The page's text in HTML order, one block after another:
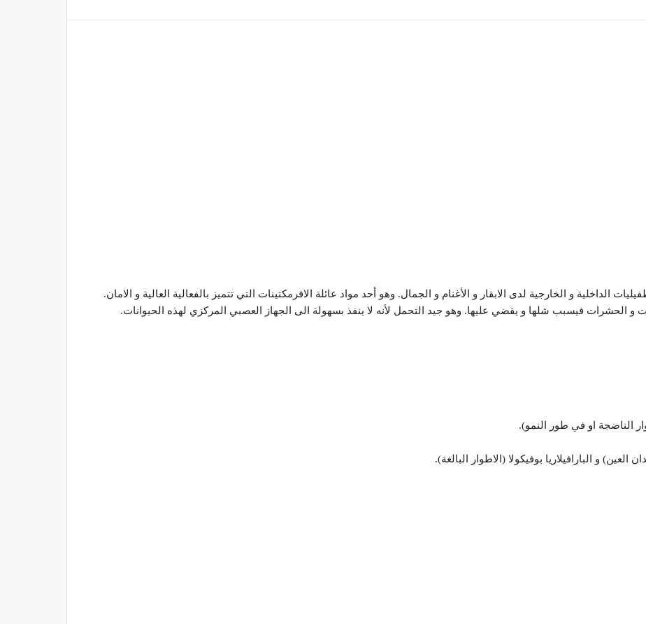
الداخلية و الخارجية لدى الابقار و الأغنام و الجمال. وهو أحد مواد عائلة الافرمكتينات التي تتميز بالفعالية العالية و الامان.
و الحشرات فيسبب شلها و يقضي عليها. وهو جيد التحمل لأنه لا ينفذ بسهولة الى الجهاز العصبي المركزي لهذه الحيوانات.
الناضجة او في طور النمو).
العين) و البارافيلاريا بوفيكولا (الاطوار البالغة).